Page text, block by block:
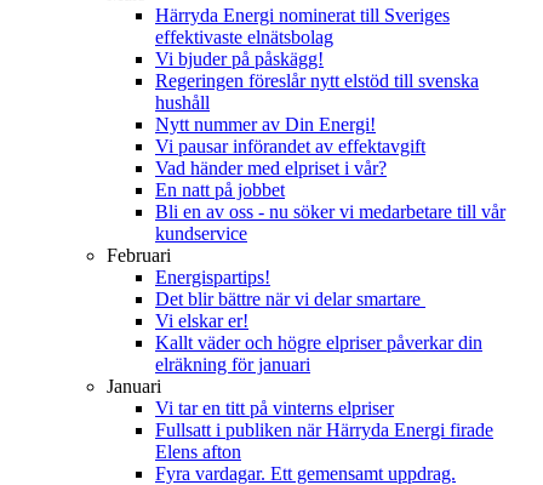
Härryda Energi nominerat till Sveriges
effektivaste elnätsbolag
Vi bjuder på påskägg!
Regeringen föreslår nytt elstöd till svenska
hushåll
Nytt nummer av Din Energi!
Vi pausar införandet av effektavgift
Vad händer med elpriset i vår?
En natt på jobbet
Bli en av oss - nu söker vi medarbetare till vår
kundservice
Februari
Energispartips!
Det blir bättre när vi delar smartare
Vi elskar er!
Kallt väder och högre elpriser påverkar din
elräkning för januari
Januari
Vi tar en titt på vinterns elpriser
Fullsatt i publiken när Härryda Energi firade
Elens afton
Fyra vardagar. Ett gemensamt uppdrag.